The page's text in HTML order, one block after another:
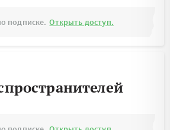
подписке. Открыть доступ.